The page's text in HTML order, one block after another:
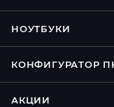
НОУТБУКИ
КОНФИГУРАТОР
АКЦИИ